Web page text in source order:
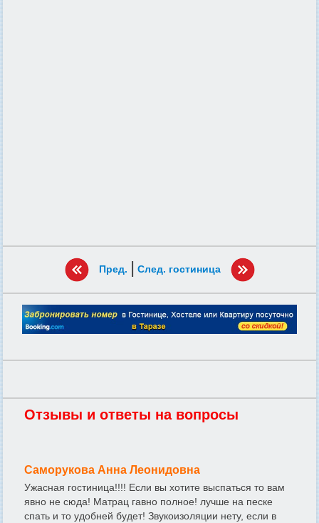
Пред. | След. гостиница
Отзывы и ответы на вопросы
Саморукова Анна Леонидовна
Ужасная гостиница!!!! Если вы хотите выспаться то вам
явно не сюда! Матрац гавно полное! лучше на песке
спать и то удобней будет! Звукоизоляции нету, если в